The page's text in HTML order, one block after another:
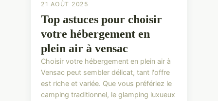
21 AOÛT 2025
Top astuces pour choisir
votre hébergement en
plein air à vensac
Choisir votre hébergement en plein air à
Vensac peut sembler délicat, tant l'offre
est riche et variée. Que vous préfériez le
camping traditionnel, le glamping luxueux